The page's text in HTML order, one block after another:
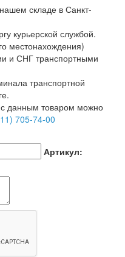
складе в Санкт-
курьерской службой.
местонахождения)
и СНГ транспортными
транспортной
данным товаром можно
705-74-00
Артикул: